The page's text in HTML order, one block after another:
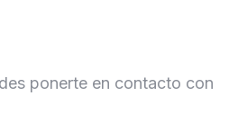
ponerte en contacto con